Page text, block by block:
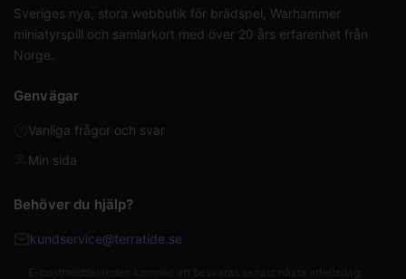
Sveriges nya, stora webbutik för brädspel, Warhammer
miniatyrspill och samlarkort med över 20 års erfarenhet från
Norge.
Genvägar
Vanliga frågor och svar
Min sida
Behöver du hjälp?
kundservice@terratide.se